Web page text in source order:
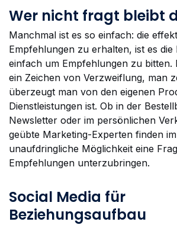
Wer nicht fragt bleibt
Manchmal ist es so einfach: die
Empfehlungen zu erhalten, ist es die
einfach um Empfehlungen zu bitten.
ein Zeichen von Verzweiflung, man
überzeugt man von den eigenen
Dienstleistungen ist. Ob in der
Newsletter oder im persönlichen
geübte Marketing-Experten finden
unaufdringliche Möglichkeit eine
Empfehlungen unterzubringen.
Social Media für
Beziehungsaufbau